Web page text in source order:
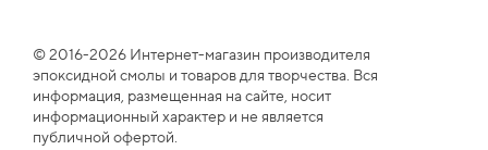
© 2016-2026 Интернет-магазин производителя
эпоксидной смолы и товаров для творчества. Вся
информация, размещенная на сайте, носит
информационный характер и не является
публичной офертой.